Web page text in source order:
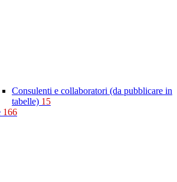
Consulenti e collaboratori (da pubblicare in
tabelle) 15
166